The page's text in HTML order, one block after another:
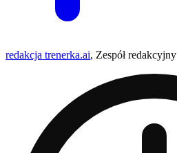
redakcja trenerka.ai, Zespół redakcyjny